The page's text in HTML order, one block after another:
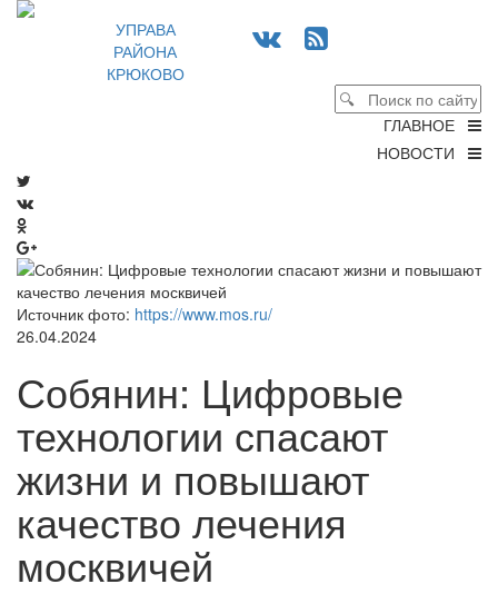
УПРАВА
РАЙОНА
КРЮКОВО
ГЛАВНОЕ
НОВОСТИ
Источник фото: https://www.mos.ru/
26.04.2024
Собянин: Цифровые
технологии спасают
жизни и повышают
качество лечения
москвичей